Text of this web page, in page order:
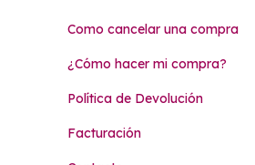
Como cancelar una compra
¿Cómo hacer mi compra?
Política de Devolución
Facturación